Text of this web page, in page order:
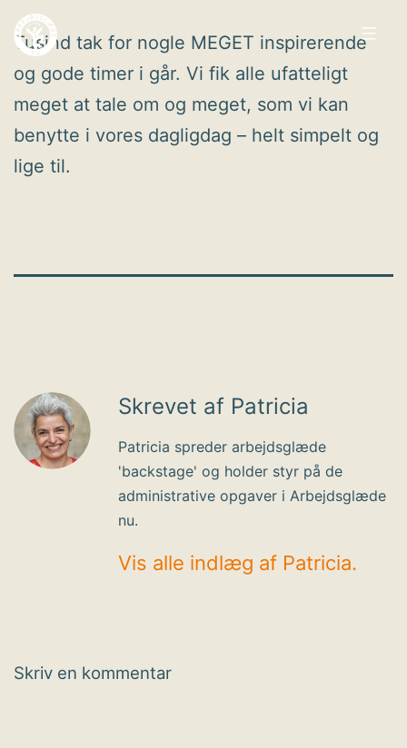
Fortsæt
til
indhold
Arbejdsglæde
nu
Tusind tak for nogle MEGET inspirerende
og gode timer i går. Vi fik alle ufatteligt
meget at tale om og meget, som vi kan
benytte i vores dagligdag – helt simpelt og
lige til.
Skrevet af Patricia
Patricia spreder arbejdsglæde
'backstage' og holder styr på de
administrative opgaver i Arbejdsglæde
nu.
Vis alle indlæg af Patricia.
Skriv en kommentar